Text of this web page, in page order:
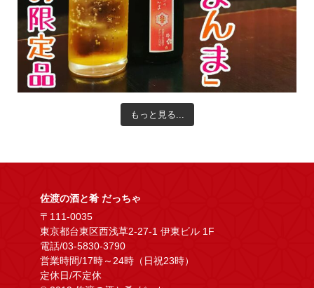
もっと見る...
佐渡の酒と肴 だっちゃ
〒111-0035
東京都台東区西浅草2-27-1 伊東ビル 1F
電話/03-5830-3790
営業時間/17時～24時（日祝23時）
定休日/不定休